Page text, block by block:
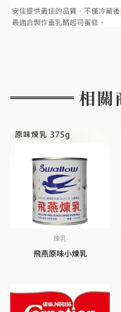
相關
煉乳
飛燕原味小煉乳